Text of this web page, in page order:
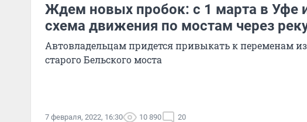
Ждем новых пробок: с 1 марта в Уфе
схема движения по мостам через
Автовладельцам придется привыкать к переменам
старого Бельского моста
7 февраля, 2022, 16:30 10 890 20